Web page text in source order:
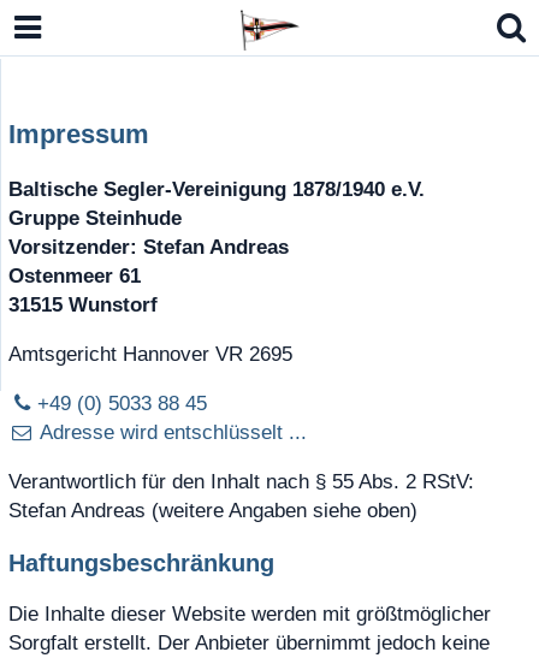
Kielzugvogel (LM-N)
Open Sharpie, Eintagsfliege 15er JK
7 / RS Aero 6
Masters Europe 2026
Impressum
Baltische Segler-Vereinigung 1878/1940 e.V.
Gruppe Steinhude
Vorsitzender: Stefan Andreas
Ostenmeer 61
31515 Wunstorf
Amtsgericht Hannover VR 2695
+49 (0) 5033 88 45
Adresse wird entschlüsselt ...
Verantwortlich für den Inhalt nach § 55 Abs. 2 RStV:
Stefan Andreas (weitere Angaben siehe oben)
Haftungsbeschränkung
Die Inhalte dieser Website werden mit größtmöglicher
Sorgfalt erstellt. Der Anbieter übernimmt jedoch keine